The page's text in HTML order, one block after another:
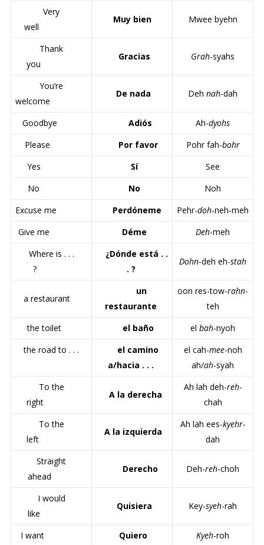
Very
well
Muy bien Mwee byehn
Thank
you
Gracias Grah-syahs
You’re
welcome
De nada Deh nah-dah
Goodbye Adiós Ah-dyohs
Please
Por favor Pohr fah-bohr
Yes
Sí
See
No
No
Noh
Excuse me
Perdóneme Pehr-doh-neh-meh
Give me
Déme Deh-meh
Where is . . .
?
¿Dónde está . .
. ?
Dohn-deh eh-stah
a restaurant
un
restaurante
oon res-tow-rahn-
teh
the toilet
el baño el bah-nyoh
the road to . . .
el camino
a/hacia . . .
el cah-mee-noh
ah/ah-syah
To the
right
A la derecha
Ah lah deh-reh-
chah
To the
left
A la izquierda
Ah lah ees-kyehr-
dah
Straight
ahead
Derecho Deh-reh-choh
I would
like
Quisiera Key-syeh-rah
I want Quiero Kyeh-roh